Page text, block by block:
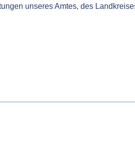
unseres Amtes, des